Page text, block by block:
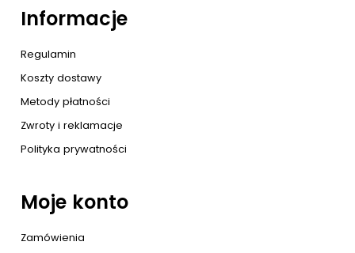
Informacje
Regulamin
Koszty dostawy
Metody płatności
Zwroty i reklamacje
Polityka prywatności
Moje konto
Zamówienia